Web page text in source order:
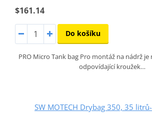
$161.14
Do košíku
PRO Micro Tank bag Pro montáž na nádrž
odpovídající kroužek…
SW MOTECH Drybag 350, 35